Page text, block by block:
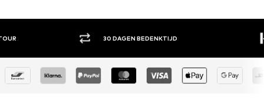
30 DAGEN BEDENKTIJD